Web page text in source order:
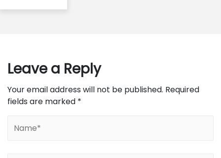
Leave a Reply
Your email address will not be published. Required
fields are marked *